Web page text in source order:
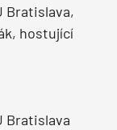
Bratislava,
hostující
Bratislava